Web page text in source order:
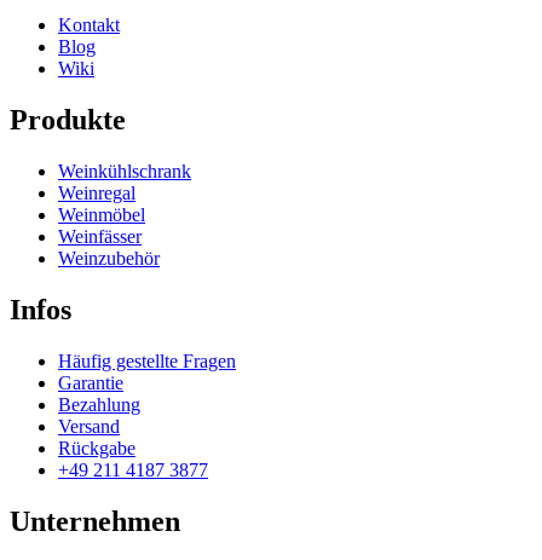
Kontakt
Blog
Wiki
Produkte
Weinkühlschrank
Weinregal
Weinmöbel
Weinfässer
Weinzubehör
Infos
Häufig gestellte Fragen
Garantie
Bezahlung
Versand
Rückgabe
+49 211 4187 3877
Unternehmen